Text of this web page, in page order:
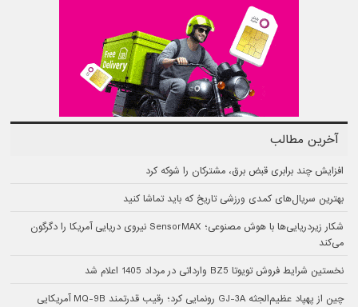
آخرین مطالب
افزایش چند برابری قبض برق، مشترکان را شوکه کرد
بهترین سریال‌های کمدی ورزشی تاریخ که باید تماشا کنید
شکار زیردریایی‌ها با هوش مصنوعی؛ SensorMAX نیروی دریایی آمریکا را دگرگون
می‌کند
نخستین شرایط فروش تویوتا BZ5 وارداتی در مرداد 1405 اعلام شد
چین از پهپاد عظیم‌الجثه GJ-3A رونمایی کرد؛ رقیب قدرتمند MQ-9B آمریکایی